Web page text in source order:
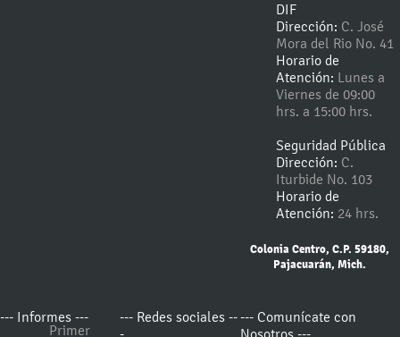
DIF
Dirección: C. José
Mora del Rio No. 41
Horario de
Atención: Lunes a
Viernes de 09:00
hrs. a 15:00 hrs.
Seguridad Pública
Dirección: C.
Iturbide No. 103
Horario de
Atención: 24 hrs.
Colonia Centro, C.P. 59180,
Pajacuarán, Mich.
--- Informes ---
Primer
--- Redes sociales ----- Comunícate con